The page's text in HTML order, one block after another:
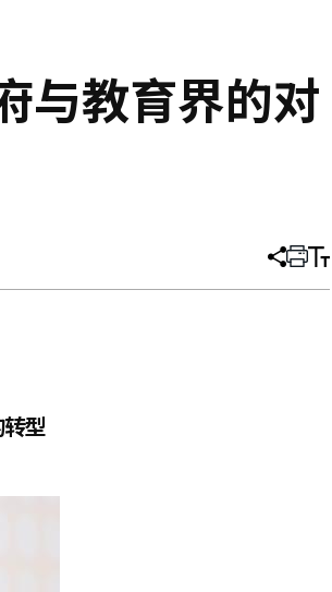
与教育界的对
分
文
打 调
大
型